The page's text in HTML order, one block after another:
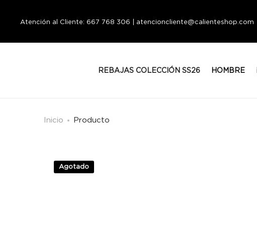
Atención al Cliente: 667 768 306 | atencioncliente@calienteshop.com
REBAJAS COLECCIÓN SS26 HOMBRE
Inicio Producto
Agotado